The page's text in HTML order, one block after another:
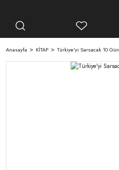
Anasayfa KİTAP Türkiye'yi Sarsacak 10 Gün